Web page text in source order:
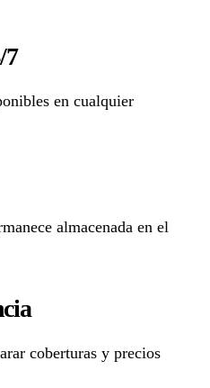
7
en cualquier
almacenada en el
coberturas y precios